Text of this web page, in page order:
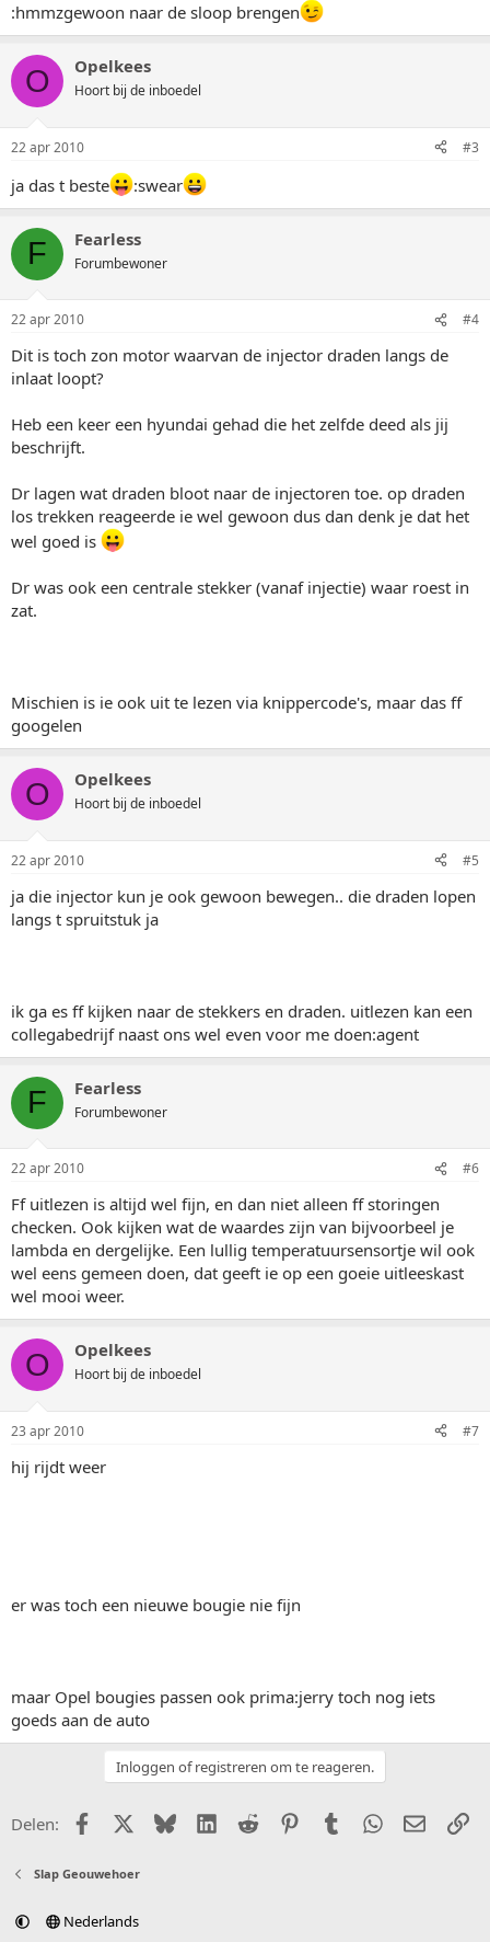
:hmmzgewoon naar de sloop brengen
O Opelkees
Hoort bij de inboedel
22 apr 2010 #3
ja das t beste :swear
F Fearless
Forumbewoner
22 apr 2010 #4
Dit is toch zon motor waarvan de injector draden langs de
inlaat loopt?
Heb een keer een hyundai gehad die het zelfde deed als jij
beschrijft.
Dr lagen wat draden bloot naar de injectoren toe. op draden
los trekken reageerde ie wel gewoon dus dan denk je dat het
wel goed is
Dr was ook een centrale stekker (vanaf injectie) waar roest in
zat.
Mischien is ie ook uit te lezen via knippercode's, maar das ff
googelen
O Opelkees
Hoort bij de inboedel
22 apr 2010 #5
ja die injector kun je ook gewoon bewegen.. die draden lopen
langs t spruitstuk ja
ik ga es ff kijken naar de stekkers en draden. uitlezen kan een
collegabedrijf naast ons wel even voor me doen:agent
F Fearless
Forumbewoner
22 apr 2010 #6
Ff uitlezen is altijd wel fijn, en dan niet alleen ff storingen
checken. Ook kijken wat de waardes zijn van bijvoorbeel je
lambda en dergelijke. Een lullig temperatuursensortje wil ook
wel eens gemeen doen, dat geeft ie op een goeie uitleeskast
wel mooi weer.
O Opelkees
Hoort bij de inboedel
23 apr 2010 #7
hij rijdt weer
er was toch een nieuwe bougie nie fijn
maar Opel bougies passen ook prima:jerry toch nog iets
goeds aan de auto
Inloggen of registreren om te reageren.
Delen: FacebookX (Twitter)
BlueskyLinkedIn
Reddit PinterestTumblr WhatsApp
E-mail
Slap Geouwehoer
Nederlands